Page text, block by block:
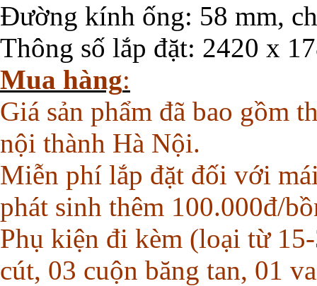
Đường kính ống: 58 mm,
Thông số lắp đặt: 2420 x
Mua hàng:
Giá sản phẩm đã bao gồm
nội thành Hà Nội.
Miễn phí lắp đặt đối với
phát sinh thêm 100.000đ/
Phụ kiện đi kèm (loại từ
cút, 03 cuộn băng tan, 01